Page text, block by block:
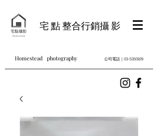
宅 點 整合行銷攝 影
Homestead photography 公司電話｜03-5350929